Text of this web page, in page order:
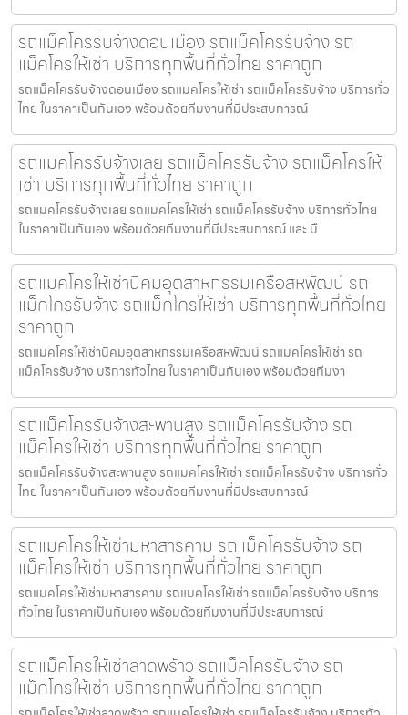
รถแม็คโครรับจ้างดอนเมือง รถแม็คโครรับจ้าง รถ
แม็คโครให้เช่า บริการทุกพื้นที่ทั่วไทย ราคาถูก
รถแม็คโครรับจ้างดอนเมือง รถแมคโครให้เช่า รถแม็คโครรับจ้าง บริการทั่ว
ไทย ในราคาเป็นกันเอง พร้อมด้วยทีมงานที่มีประสบการณ์
รถแมคโครรับจ้างเลย รถแม็คโครรับจ้าง รถแม็คโครให้
เช่า บริการทุกพื้นที่ทั่วไทย ราคาถูก
รถแมคโครรับจ้างเลย รถแมคโครให้เช่า รถแม็คโครรับจ้าง บริการทั่วไทย
ในราคาเป็นกันเอง พร้อมด้วยทีมงานที่มีประสบการณ์ และ มื
รถแมคโครให้เช่านิคมอุตสาหกรรมเครือสหพัฒน์ รถ
แม็คโครรับจ้าง รถแม็คโครให้เช่า บริการทุกพื้นที่ทั่วไทย
ราคาถูก
รถแมคโครให้เช่านิคมอุตสาหกรรมเครือสหพัฒน์ รถแมคโครให้เช่า รถ
แม็คโครรับจ้าง บริการทั่วไทย ในราคาเป็นกันเอง พร้อมด้วยทีมงา
รถแม็คโครรับจ้างสะพานสูง รถแม็คโครรับจ้าง รถ
แม็คโครให้เช่า บริการทุกพื้นที่ทั่วไทย ราคาถูก
รถแม็คโครรับจ้างสะพานสูง รถแมคโครให้เช่า รถแม็คโครรับจ้าง บริการทั่ว
ไทย ในราคาเป็นกันเอง พร้อมด้วยทีมงานที่มีประสบการณ์
รถแมคโครให้เช่ามหาสารคาม รถแม็คโครรับจ้าง รถ
แม็คโครให้เช่า บริการทุกพื้นที่ทั่วไทย ราคาถูก
รถแมคโครให้เช่ามหาสารคาม รถแมคโครให้เช่า รถแม็คโครรับจ้าง บริการ
ทั่วไทย ในราคาเป็นกันเอง พร้อมด้วยทีมงานที่มีประสบการณ์
รถแม็คโครให้เช่าลาดพร้าว รถแม็คโครรับจ้าง รถ
แม็คโครให้เช่า บริการทุกพื้นที่ทั่วไทย ราคาถูก